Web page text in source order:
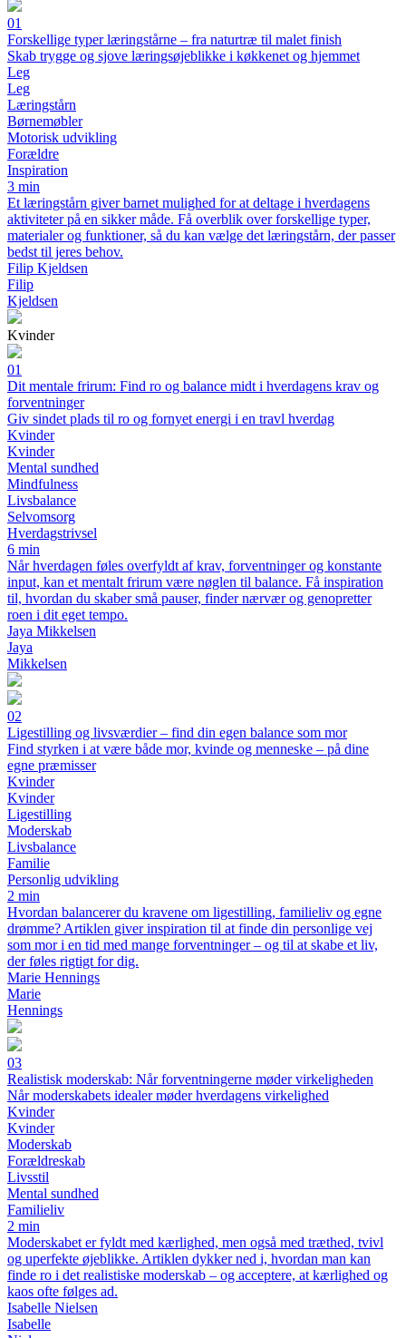
01
Forskellige typer læringstårne – fra naturtræ til malet finish
Skab trygge og sjove læringsøjeblikke i køkkenet og hjemmet
Leg
Leg
Læringstårn
Børnemøbler
Motorisk udvikling
Forældre
Inspiration
3 min
Et læringstårn giver barnet mulighed for at deltage i hverdagens
aktiviteter på en sikker måde. Få overblik over forskellige typer,
materialer og funktioner, så du kan vælge det læringstårn, der passer
bedst til jeres behov.
Filip Kjeldsen
Filip
Kjeldsen
Kvinder
01
Dit mentale frirum: Find ro og balance midt i hverdagens krav og
forventninger
Giv sindet plads til ro og fornyet energi i en travl hverdag
Kvinder
Kvinder
Mental sundhed
Mindfulness
Livsbalance
Selvomsorg
Hverdagstrivsel
6 min
Når hverdagen føles overfyldt af krav, forventninger og konstante
input, kan et mentalt frirum være nøglen til balance. Få inspiration
til, hvordan du skaber små pauser, finder nærvær og genopretter
roen i dit eget tempo.
Jaya Mikkelsen
Jaya
Mikkelsen
02
Ligestilling og livsværdier – find din egen balance som mor
Find styrken i at være både mor, kvinde og menneske – på dine
egne præmisser
Kvinder
Kvinder
Ligestilling
Moderskab
Livsbalance
Familie
Personlig udvikling
2 min
Hvordan balancerer du kravene om ligestilling, familieliv og egne
drømme? Artiklen giver inspiration til at finde din personlige vej
som mor i en tid med mange forventninger – og til at skabe et liv,
der føles rigtigt for dig.
Marie Hennings
Marie
Hennings
03
Realistisk moderskab: Når forventningerne møder virkeligheden
Når moderskabets idealer møder hverdagens virkelighed
Kvinder
Kvinder
Moderskab
Forældreskab
Livsstil
Mental sundhed
Familieliv
2 min
Moderskabet er fyldt med kærlighed, men også med træthed, tvivl
og uperfekte øjeblikke. Artiklen dykker ned i, hvordan man kan
finde ro i det realistiske moderskab – og acceptere, at kærlighed og
kaos ofte følges ad.
Isabelle Nielsen
Isabelle